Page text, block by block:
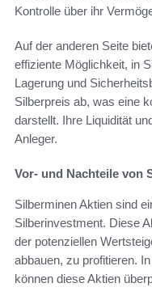
Kontrolle über ihr
Auf der anderen Seite
effiziente Möglichkeit, in
Lagerung und
Silberpreis ab, was eine
darstellt. Ihre Liquidität
Anleger.
Vor- und Nachteile von
Silberminen Aktien sind
Silberinvestment. Diese
der potenziellen
abbauen, zu profitieren.
können diese Aktien